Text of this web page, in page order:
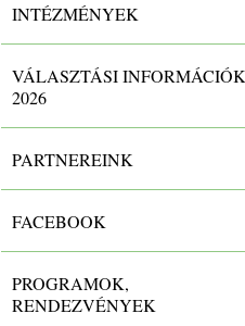
INTÉZMÉNYEK
VÁLASZTÁSI INFORMÁCIÓK
2026
PARTNEREINK
FACEBOOK
PROGRAMOK,
RENDEZVÉNYEK